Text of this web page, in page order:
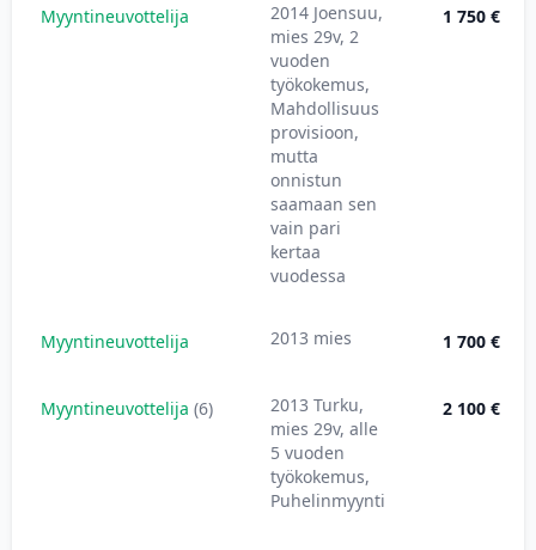
Myyntineuvottelija
2014 Joensuu,
mies 29v, 2
vuoden
työkokemus,
Mahdollisuus
provisioon,
mutta
onnistun
saamaan sen
vain pari
kertaa
vuodessa
1 750 €
Myyntineuvottelija 2013 mies 1 700 €
Myyntineuvottelija (6)
2013 Turku,
mies 29v, alle
5 vuoden
työkokemus,
Puhelinmyynti
2 100 €